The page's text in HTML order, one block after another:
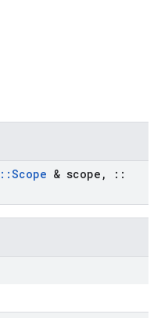
::Scope & scope ,
::